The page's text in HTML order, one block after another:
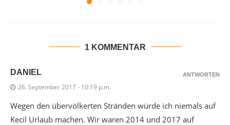
1 KOMMENTAR
DANIEL
26. September 2017 - 10:19 p.m.
Wegen den übervölkerten Stränden würde ich niemals auf
Kecil Urlaub machen. Wir waren 2014 und 2017 auf
ANTWORTEN